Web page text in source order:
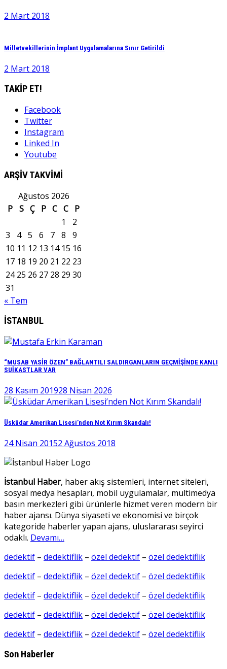
2 Mart 2018
Milletvekillerinin İmplant Uygulamalarına Sınır Getirildi
2 Mart 2018
TAKİP ET!
Facebook
Twitter
Instagram
Linked In
Youtube
ARŞİV TAKVİMİ
Ağustos 2026
P S Ç P C C P
1
2
3
4 5 6 7 8
9
10 11 12 13 14 15 16
17 18 19 20 21 22 23
24 25 26 27 28 29 30
31
« Tem
İSTANBUL
“MUSAB YASİR ÖZEN” BAĞLANTILI SALDIRGANLARIN GEÇMİŞİNDE KANLI
SUİKASTLAR VAR
28 Kasım 201928 Nisan 2026
Üsküdar Amerikan Lisesi’nden Not Kırım Skandalı!
24 Nisan 20152 Ağustos 2018
İstanbul Haber, haber akış sistemleri, internet siteleri,
sosyal medya hesapları, mobil uygulamalar, multimedya
basın merkezleri gibi ürünlerle hizmet veren modern bir
haber ajansı. Dünya siyaseti ve ekonomisi ve birçok
kategoride haberler yapan ajans, uluslararası seyirci
odaklı. Devamı…
dedektif – dedektiflik – özel dedektif – özel dedektiflik
dedektif – dedektiflik – özel dedektif – özel dedektiflik
dedektif – dedektiflik – özel dedektif – özel dedektiflik
dedektif – dedektiflik – özel dedektif – özel dedektiflik
dedektif – dedektiflik – özel dedektif – özel dedektiflik
Son Haberler